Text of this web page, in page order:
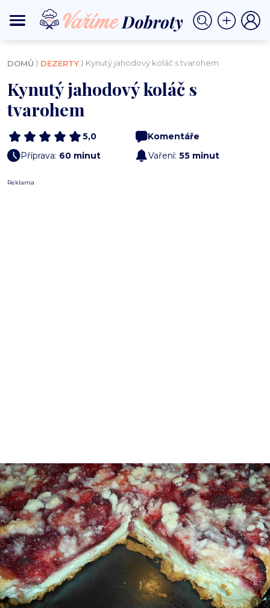
DOMŮ ⟩ DEZERTY ⟩ Kynutý jahodový koláč s tvarohem
Kynutý jahodový koláč s
tvarohem
5,0
Komentáře
Příprava: 60 minut Vaření: 55 minut
Reklama
i